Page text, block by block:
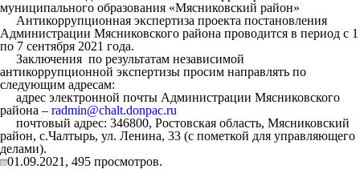
муниципального образования «Мясниковский район»
Антикоррупционная экспертиза проекта постановления
Администрации Мясниковского района проводится в период с 1
по 7 сентября 2021 года.
Заключения по результатам независимой
антикоррупционной экспертизы просим направлять по
следующим адресам:
адрес электронной почты Администрации Мясниковского
района – radmin@chalt.donpac.ru
почтовый адрес: 346800, Ростовская область, Мясниковский
район, с.Чалтырь, ул. Ленина, 33 (с пометкой для управляющего
делами).
01.09.2021, 495 просмотров.